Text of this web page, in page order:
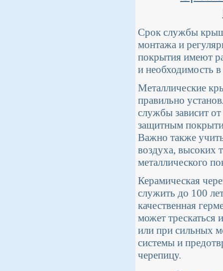
Срок службы
монтажа и
покрытия имеют
и необходимость
Металлические
правильно
службы зависит от
защитным
Важно также
воздуха, высоких
металлического
Керамическая
служить до 100
качественная
может трескаться
или при сильных
системы и
черепицу.